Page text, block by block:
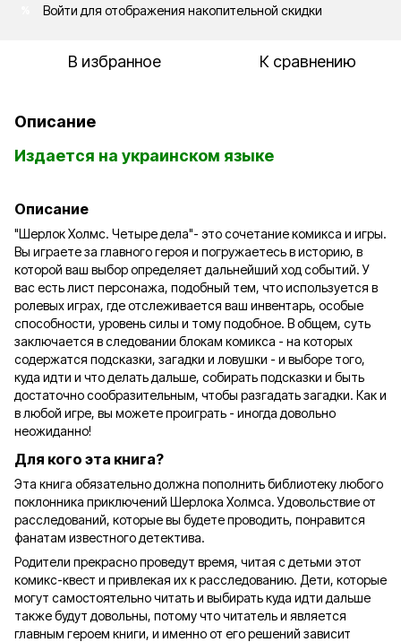
Войти для отображения накопительной скидки
В избранное К сравнению
Описание
Издается на украинском языке
Описание
"Шерлок Холмс. Четыре дела"- это сочетание комикса и игры.
Вы играете за главного героя и погружаетесь в историю, в
которой ваш выбор определяет дальнейший ход событий. У
вас есть лист персонажа, подобный тем, что используется в
ролевых играх, где отслеживается ваш инвентарь, особые
способности, уровень силы и тому подобное. В общем, суть
заключается в следовании блокам комикса - на которых
содержатся подсказки, загадки и ловушки - и выборе того,
куда идти и что делать дальше, собирать подсказки и быть
достаточно сообразительным, чтобы разгадать загадки. Как и
в любой игре, вы можете проиграть - иногда довольно
неожиданно!
Для кого эта книга?
Эта книга обязательно должна пополнить библиотеку любого
поклонника приключений Шерлока Холмса. Удовольствие от
расследований, которые вы будете проводить, понравится
фанатам известного детектива.
Родители прекрасно проведут время, читая с детьми этот
комикс-квест и привлекая их к расследованию. Дети, которые
могут самостоятельно читать и выбирать куда идти дальше
также будут довольны, потому что читатель и является
главным героем книги, и именно от его решений зависит